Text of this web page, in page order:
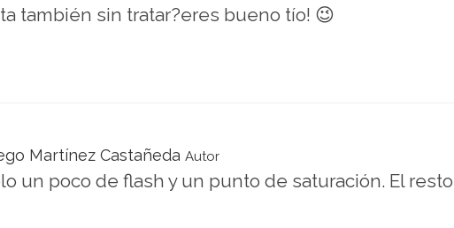
también sin tratar?eres bueno tío! 😉
Martínez Castañeda Autor
un poco de flash y un punto de saturación. El